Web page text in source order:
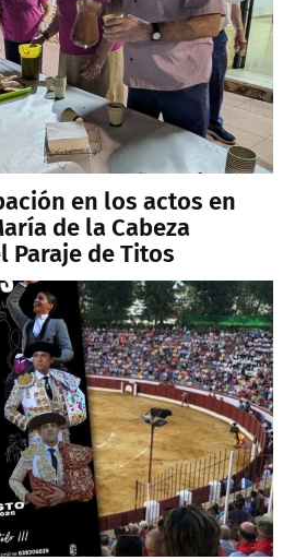
en los actos en
de la Cabeza
Paraje de Titos